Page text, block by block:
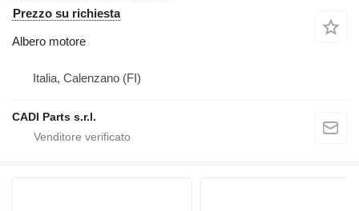
Prezzo su richiesta
Albero motore
Italia, Calenzano (FI)
CADI Parts s.r.l.